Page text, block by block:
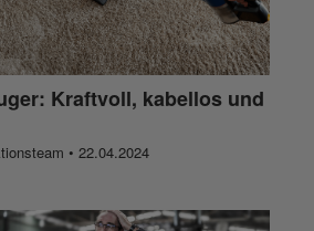
Kraftvoll, kabellos und
• 22.04.2024